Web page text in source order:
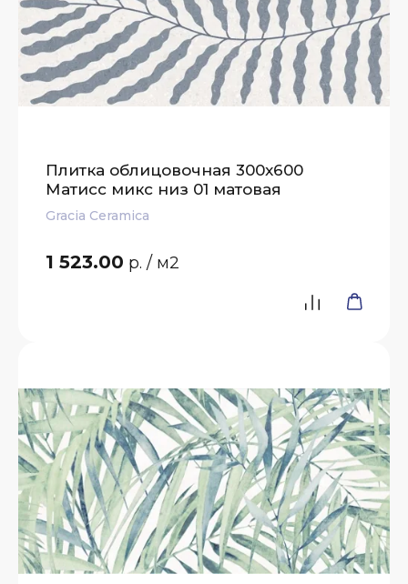
Плитка облицовочная 300x600
Матисс микс низ 01 матовая
Gracia Ceramica
1 523.00 р. / м2